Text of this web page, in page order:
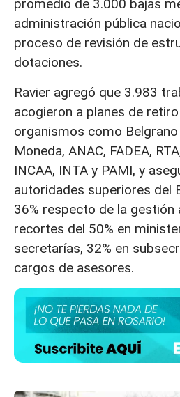
promedio de 3.000 bajas
administración pública
proceso de revisión de
dotaciones.
Ravier agregó que 3.983
acogieron a planes de
organismos como Belgrano
Moneda, ANAC, FADEA,
INCAA, INTA y PAMI, y
autoridades superiores del
36% respecto de la gestión
recortes del 50% en
secretarías, 32% en
cargos de asesores.